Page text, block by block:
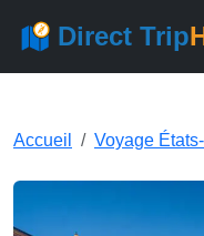
Direct Trip
Accueil Voyage